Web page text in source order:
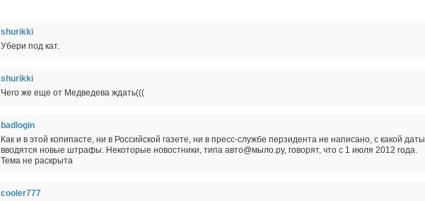
shurikki
Убери под кат.
shurikki
Чего же еще от Медведева ждать(((
badlogin
Как и в этой копипасте, ни в Российской газете, ни в пресс-службе перзидента не написано, с какой даты
вводятся новые штрафы. Некоторые новостники, типа авто@мыло.ру, говорят, что с 1 июля 2012 года.
Тема не раскрыта
cooler777